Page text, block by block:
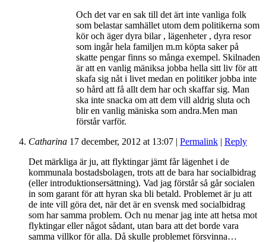
Och det var en sak till det ärt inte vanliga folk
som belastar samhället utom dem politikerna som
kör och äger dyra bilar , lägenheter , dyra resor
som ingår hela familjen m.m köpta saker på
skatte pengar finns so många exempel. Skilnaden
är att en vanlig mäniksa jobba hella sitt liv för att
skafa sig nåt i livet medan en politiker jobba inte
so hård att få allt dem har och skaffar sig. Man
ska inte snacka om att dem vill aldrig sluta och
blir en vanlig mäniska som andra.Men man
förstår varför.
Catharina 17 december, 2012 at 13:07 | Permalink | Reply
Det märkliga är ju, att flyktingar jämt får lägenhet i de
kommunala bostadsbolagen, trots att de bara har socialbidrag
(eller introduktionsersättning). Vad jag förstår så går socialen
in som garant för att hyran ska bli betald. Problemet är ju att
de inte vill göra det, när det är en svensk med socialbidrag
som har samma problem. Och nu menar jag inte att hetsa mot
flyktingar eller något sådant, utan bara att det borde vara
samma villkor för alla. Då skulle problemet försvinna…